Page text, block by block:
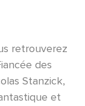
retrouverez
des
Stanzick,
et